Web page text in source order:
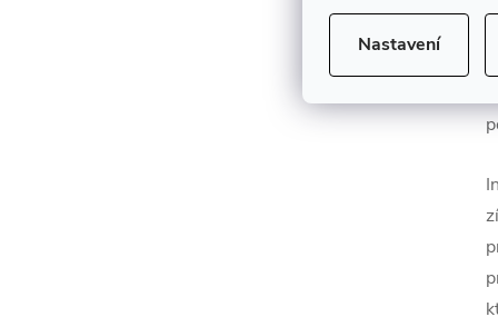
Nastavení